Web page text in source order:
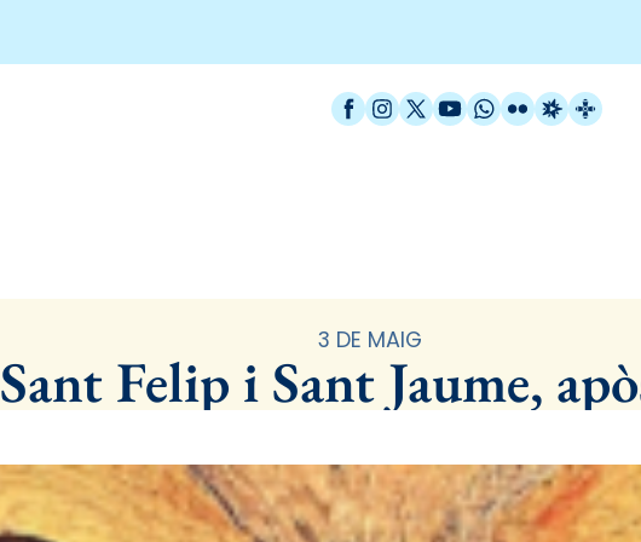
Facebook
Instagram
X / Twitter
YouTube
WhatsApp
FlickrRadio
3 DE MAIG
Sant Felip i Sant Jaume,